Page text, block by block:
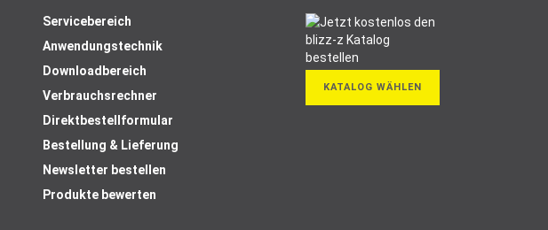
Servicebereich
Anwendungstechnik
Downloadbereich
Verbrauchsrechner
Direktbestellformular
Bestellung & Lieferung
Newsletter bestellen
Produkte bewerten
KATALOG WÄHLEN